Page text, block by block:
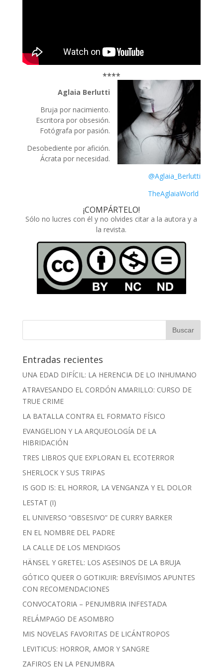
****
Aglaia Berlutti
Bruja por nacimiento.
Escritora por obsesión.
Fotógrafa por pasión.
Desobediente por afición.
Ácrata por necesidad.
@Aglaia_Berlutti
TheAglaiaWorld
¡COMPÁRTELO!
Sólo no lucres con él y no olvides citar a la autora y a
la revista.
Entradas recientes
UNA EDAD DIFÍCIL: LA HERENCIA DE LO INHUMANO
ATRAVESANDO EL CORDÓN AMARILLO: CURSO DE
TRUE CRIME
LA BATALLA CONTRA EL FORMATO FÍSICO
EVANGELION Y LA ARQUEOLOGÍA DE LA
HIBRIDACIÓN
TRES LIBROS QUE EXPLORAN EL ECOTERROR
SHERLOCK Y SUS TRIPAS
IS GOD IS: EL HORROR, LA VENGANZA Y EL DOLOR
LESTAT (I)
EL UNIVERSO “OBSESIVO” DE CURRY BARKER
EN EL NOMBRE DEL PADRE
LA CALLE DE LOS MENDIGOS
HÄNSEL Y GRETEL: LOS ASESINOS DE LA BRUJA
GÓTICO QUEER O GOTIKUIR: BREVÍSIMOS APUNTES
CON RECOMENDACIONES
CONVOCATORIA – PENUMBRIA INFESTADA
RELÁMPAGO DE ASOMBRO
MIS NOVELAS FAVORITAS DE LICÁNTROPOS
LEVITICUS: HORROR, AMOR Y SANGRE
ZAFIROS EN LA PENUMBRA